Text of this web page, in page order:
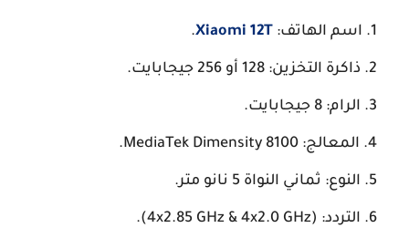
اسم الهاتف:Xiaomi 12T
.
ذاكرة التخزين: 128 أو 256 جيجابايت.
الرام: 8 جيجابايت.
المعالج: MediaTek Dimensity 8100.
النوع: ثماني النواة 5 نانو متر.
التردد: (4x2.85 GHz & 4x2.0 GHz).